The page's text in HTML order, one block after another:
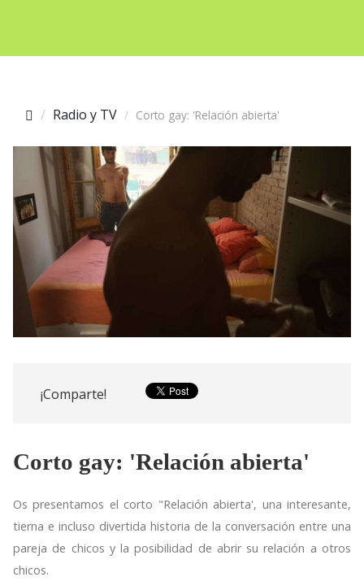
Radio y TV Corto gay: 'Relación abierta'
¡Comparte!
Corto gay: 'Relación abierta'
Os presentamos el corto "Relación abierta', una interesante,
tierna e incluso divertida historia de la conversación entre una
pareja de chicos y la posibilidad de abrir su relación a otros
chicos.